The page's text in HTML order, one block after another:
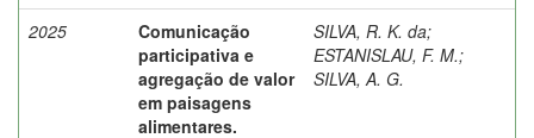
2025
Comunicação
participativa e
agregação de valor
em paisagens
alimentares.
SILVA, R. K. da;
ESTANISLAU, F. M.;
SILVA, A. G.